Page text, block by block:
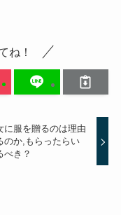
ね！
に服を贈るのは理由
のか,もらったらい
べき？